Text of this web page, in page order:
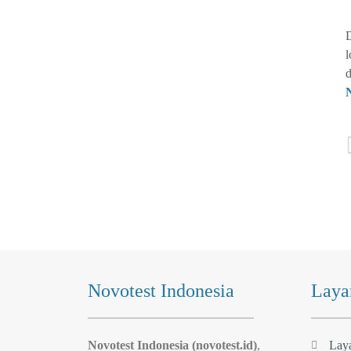
Novotest Indonesia
Novotest Indonesia (novotest.id),